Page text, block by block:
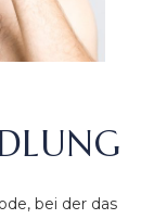
bei der das